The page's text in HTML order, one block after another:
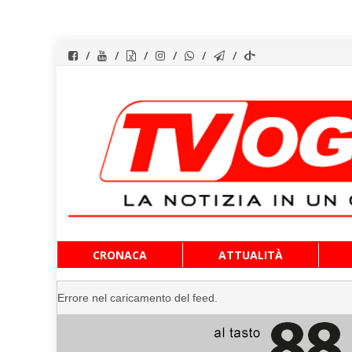
al
contenuto
CRONACA ATTUALITÀ
Errore nel caricamento del feed.